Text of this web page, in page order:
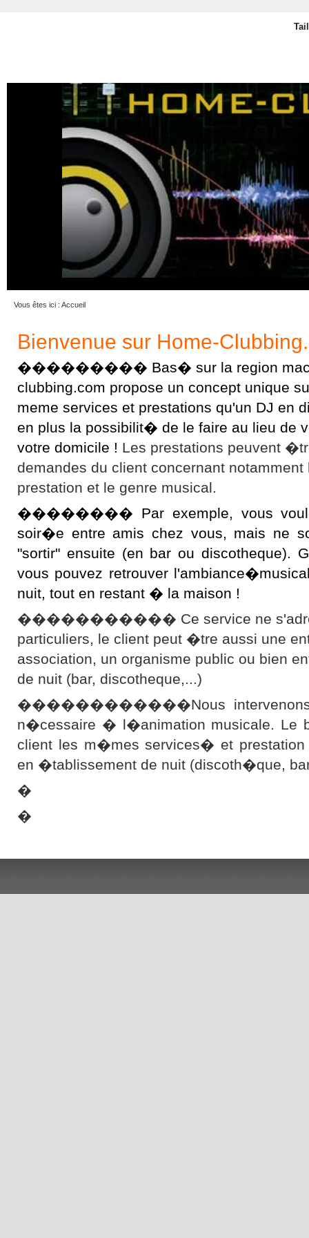
Vous êtes ici : Accueil
Bienvenue sur Home-
��������� Bas� sur la region
clubbing.com propose un concept unique
meme services et prestations qu'un DJ en
en plus la possibilit� de le faire au lieu de
votre domicile ! Les prestations peuvent
demandes du client concernant
prestation et le genre musical.
�������� Par exemple, vous
soir�e entre amis chez vous, mais ne
"sortir" ensuite (en bar ou discotheque).
vous pouvez retrouver
nuit, tout en restant � la maison !
����������� Ce service ne
particuliers, le client peut �tre aussi une
association, un organisme public ou bien
de nuit (bar, discotheque,...)
������������Nous intervenons
n�cessaire � l�animation musicale. Le
client les m�mes services� et
en �tablissement de nuit (discoth�que,
�
�